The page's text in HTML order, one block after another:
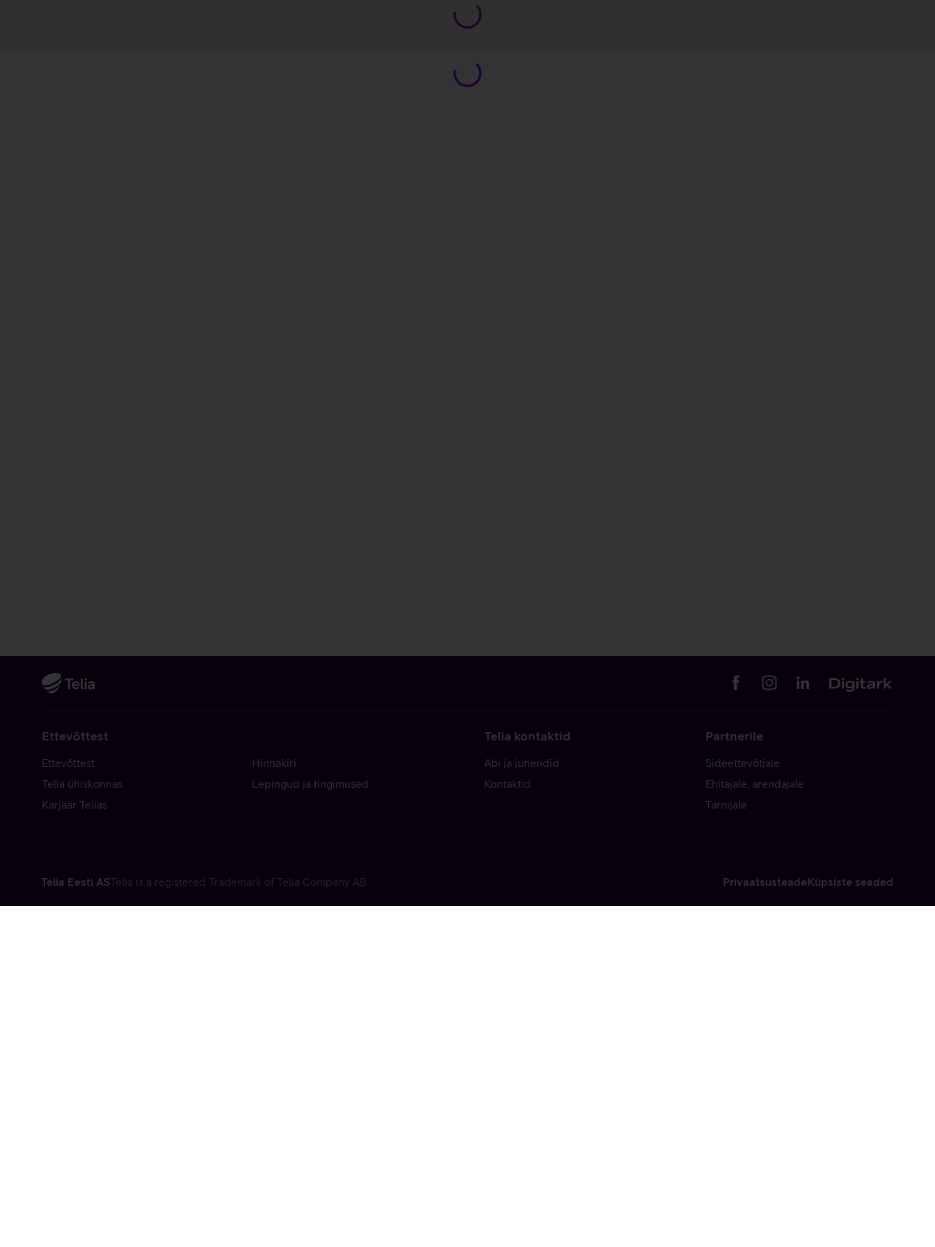
Ettevõttest
Ettevõttest
Telia ühiskonnas
Karjäär Telias
Hinnakiri
Lepingud ja tingimused
Telia kontaktid
Abi ja juhendid
Kontaktid
Partnerile
Sideettevõtjale
Ehitajale, arendajale
Tarnijale
Telia Eesti ASTelia is a registered Trademark of Telia Company AB PrivaatsusteadeKüpsiste seaded